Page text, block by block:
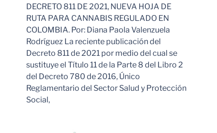
DECRETO 811 DE 2021, NUEVA HOJA DE
RUTA PARA CANNABIS REGULADO EN
COLOMBIA. Por: Diana Paola Valenzuela
Rodríguez La reciente publicación del
Decreto 811 de 2021 por medio del cual se
sustituye el Título 11 de la Parte 8 del Libro 2
del Decreto 780 de 2016, Único
Reglamentario del Sector Salud y Protección
Social,